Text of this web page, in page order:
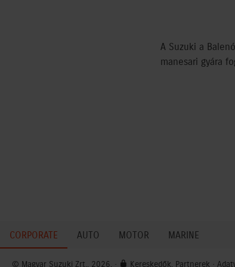
A Suzuki a
manesari gyára
CORPORATE AUTO MOTOR MARINE
© Magyar Suzuki Zrt., 2026. · Kereskedők, Partnerek ·